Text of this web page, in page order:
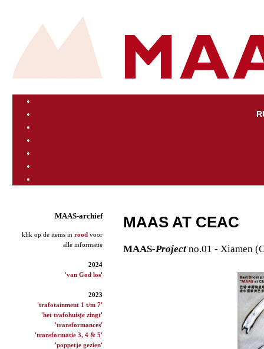
MAAS-archief
klik op de items in rood voor
alle informatie
2024
'van God los'
2023
'trafotainment 1 t/m 7'
'het trafohuisje zingt'
'transformances'
'transformatie 3, 4 & 5'
'poppetje gezien'
MAAS AT CEAC
MAAS-Project no.01 - Xiamen